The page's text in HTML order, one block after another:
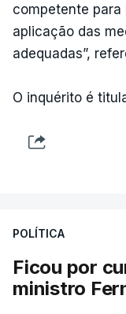
competente
aplicação das
adequadas”,
O inquérito é
POLÍTICA
Ficou por
ministro